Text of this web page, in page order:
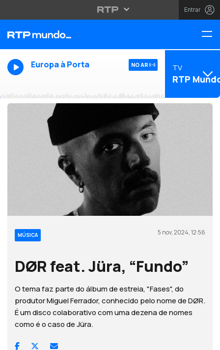
Entrar
Europa à Porta NO AR TV
RTP
MÚSICA 5 nov, 2024, 12:56
DØR feat. Jüra, “Fundo”
O tema faz parte do álbum de estreia, "Fases", do
produtor Miguel Ferrador, conhecido pelo nome de DØR.
É um disco colaborativo com uma dezena de nomes
como é o caso de Jüra.